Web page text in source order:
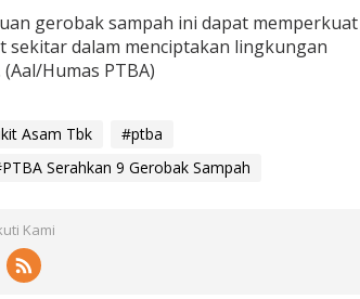
gerobak sampah ini dapat memperkuat
sekitar dalam menciptakan lingkungan
Humas PTBA)
Asam Tbk
#ptba
Serahkan 9 Gerobak Sampah
Kami